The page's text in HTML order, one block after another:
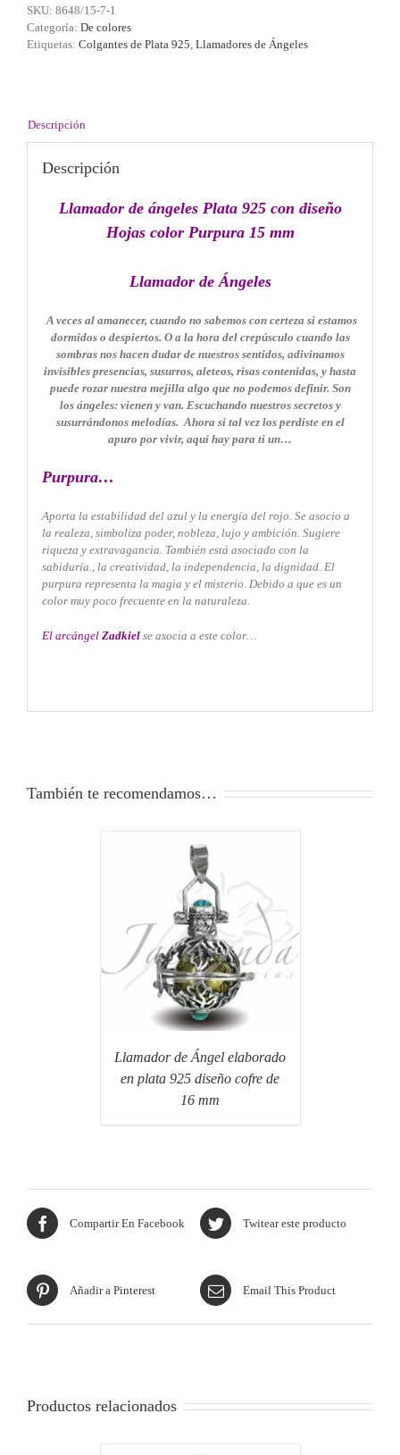
con
diseño
Hojas
SKU: 8648/15-7-1
Categoría: De colores
Etiquetas: Colgantes de Plata 925 Llamadores de Ángeles
Descripción
Descripción
Llamador de ángeles Plata 925 con diseño
Hojas color Purpura 15 mm
Llamador de Ángeles
A veces al amanecer, cuando no sabemos con certeza si estamos
dormidos o despiertos. O a la hora del crepúsculo cuando las
sombras nos hacen dudar de nuestros sentidos, adivinamos
invisibles presencias, susurros, aleteos, risas contenidas, y hasta
puede rozar nuestra mejilla algo que no podemos definir. Son
los ángeles: vienen y van. Escuchando nuestros secretos y
susurrándonos melodías. Ahora si tal vez los perdiste en el
apuro por vivir, aquí hay para ti un…
Purpura…
Aporta la estabilidad del azul y la energía del rojo. Se asocio a
la realeza, simboliza poder, nobleza, lujo y ambición. Sugiere
riqueza y extravagancia. También está asociado con la
sabiduría., la creatividad, la independencia, la dignidad. El
purpura representa la magia y el misterio. Debido a que es un
color muy poco frecuente en la naturaleza.
El arcángel Zadkiel se asocia a este color…
También te recomendamos…
Llamador de Ángel elaborado
en plata 925 diseño cofre de
16 mm
Compartir En Facebook Twitear este producto
Añadir a Pinterest Email This Product
Productos relacionados